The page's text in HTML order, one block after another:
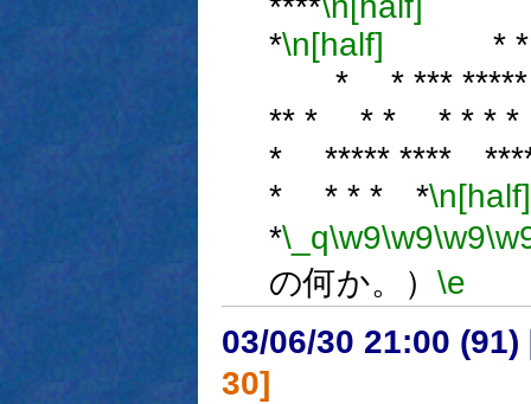
*\n[half] * * ***
* * *** ***** *
** * * * * * *
* ***** ****
* * * * *\n[half]
*\_q\w9\w9\w9
の何か。） \e
03/06/30 21:00 (91)
30]